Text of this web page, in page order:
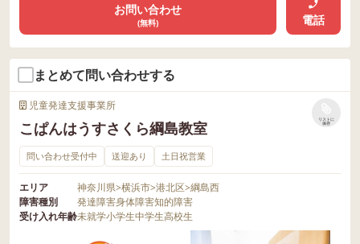
お問い合わせ
(無料) 電話
まとめて問い合わせする
児童発達支援事業所
こぱんはうすさくら綱島教室
リストに
保存
問い合わせ受付中 送迎あり 土日祝営業
エリア 神奈川県>横浜市>港北区>綱島西
障害種別
発達障害身体障害知的障害
受け入れ年齢未就学小学生中学生高校生